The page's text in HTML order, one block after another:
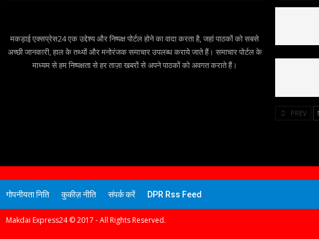
मकड़ाई एक्सप्रेस24 एक उद्देश्य और निष्पक्ष पोर्टल होने का वादा करता है, जहां पाठकों को सबसे
अच्छी जानकारी, हाल के तथ्यों और मनोरंजक समाचार उपलब्ध कराये जाते हैं। समाचार पोर्टल के
माध्यम से हम निष्पक्षता से हर ताज़ा खबरों से अपने पाठकों को अवगत कराते हैं।
PREV
गोपनीयता निति कुकीज़ नीति संपर्क करें DPR Rss Feed
Makdai Express24 © 2017 - All Rights Reserved.